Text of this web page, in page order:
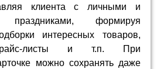
клиента с личными и
праздниками, формируя
интересных товаров,
листы и т.п. При
можно сохранять даже